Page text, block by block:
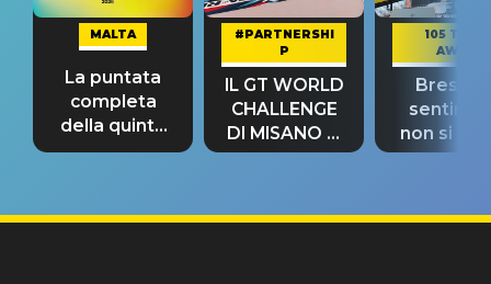
MALTA
La puntata
completa
della quinta
tappa
#PARTNERSHI
P
IL GT WORLD
CHALLENGE
DI MISANO si
riconferma
105 TAKE
AWAY
Bresh:
non si
fino alla